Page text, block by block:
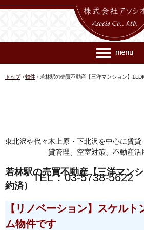
東北沢や代々木上原・下北沢を中心に賃
貸管理、空室対策、不動産活
TEL：03-5738-5622
トップ › 物件 › 若林駅の売買不動産【三洋マンション】
若林駅の売買不動産【三洋マン
約済）
【リノベーション】スケルト
ム物件です